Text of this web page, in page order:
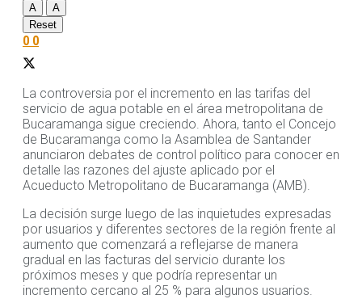
A
A
Reset
0 0
La controversia por el incremento en las tarifas del
servicio de agua potable en el área metropolitana de
Bucaramanga sigue creciendo. Ahora, tanto el Concejo
de Bucaramanga como la Asamblea de Santander
anunciaron debates de control político para conocer en
detalle las razones del ajuste aplicado por el
Acueducto Metropolitano de Bucaramanga (AMB).
La decisión surge luego de las inquietudes expresadas
por usuarios y diferentes sectores de la región frente al
aumento que comenzará a reflejarse de manera
gradual en las facturas del servicio durante los
próximos meses y que podría representar un
incremento cercano al 25 % para algunos usuarios.